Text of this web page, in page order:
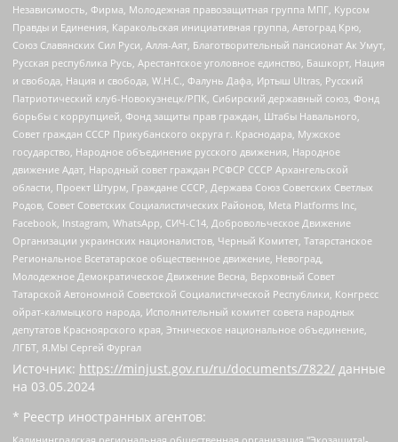
Независимость, Фирма, Молодежная правозащитная группа МПГ, Курсом
Правды и Единения, Каракольская инициативная группа, Автоград Крю,
Союз Славянских Сил Руси, Алля-Аят, Благотворительный пансионат Ак Умут,
Русская республика Русь, Арестантское уголовное единство, Башкорт, Нация
и свобода, Нация и свобода, W.H.С., Фалунь Дафа, Иртыш Ultras, Русский
Патриотический клуб-Новокузнецк/РПК, Сибирский державный союз, Фонд
борьбы с коррупцией, Фонд защиты прав граждан, Штабы Навального,
Совет граждан СССР Прикубанского округа г. Краснодара, Мужское
государство, Народное объединение русского движения, Народное
движение Адат, Народный совет граждан РСФСР СССР Архангельской
области, Проект Штурм, Граждане СССР, Держава Союз Советских Светлых
Родов, Совет Советских Социалистических Районов, Meta Platforms Inc,
Facebook, Instagram, WhatsApp, СИЧ-С14, Добровольческое Движение
Организации украинских националистов, Черный Комитет, Татарстанское
Региональное Всетатарское общественное движение, Невоград,
Молодежное Демократическое Движение Весна, Верховный Совет
Татарской Автономной Советской Социалистической Республики, Конгресс
ойрат-калмыцкого народа, Исполнительный комитет совета народных
депутатов Красноярского края, Этническое национальное объединение,
ЛГБТ, Я.МЫ Сергей Фургал
Источник: https://minjust.gov.ru/ru/documents/7822/ данные
на 03.05.2024
* Реестр иностранных агентов: